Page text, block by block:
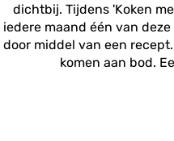
dichtbij. Tijdens 'Koken
iedere maand één van
door middel van een
komen aan bod.